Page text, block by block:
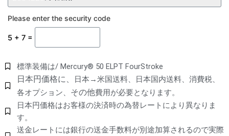
Please enter the security code
5 + 7 =
標準装備は/ Mercury® 50 ELPT FourStroke
日本円価格に、
日本→米国送料、日本国内送料、消費税、
各オプション、 その他費用が必要となります。
日本円価格はお客様の決済時の為替レートにより異なりま
す。
送金レートには銀行の送金手数料が別途加算されるので実際